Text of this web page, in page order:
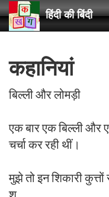
हिंदी की बिंदी
कहानियां
बिल्ली और लोमड़ी
एक बार एक बिल्ली और
चर्चा कर रही थीं।
मुझे तो इन शिकारी
श्